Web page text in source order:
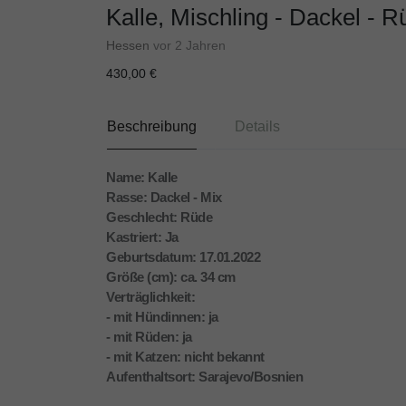
Kalle, Mischling - Dackel -
Hessen vor 2 Jahren
430,00 €
Beschreibung Details
Name: Kalle
Rasse: Dackel - Mix
Geschlecht: Rüde
Kastriert: Ja
Geburtsdatum: 17.01.2022
Größe (cm): ca. 34 cm
Verträglichkeit:
- mit Hündinnen: ja
- mit Rüden: ja
- mit Katzen: nicht bekannt
Aufenthaltsort: Sarajevo/Bosnien